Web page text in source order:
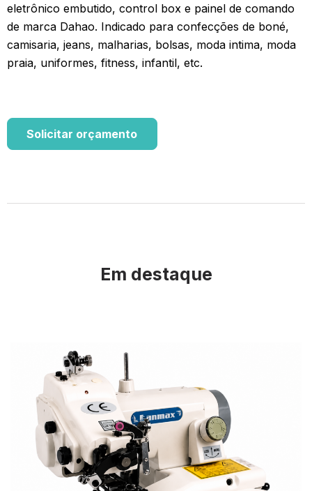
eletrônico embutido, control box e painel de comando
de marca Dahao. Indicado para confecções de boné,
camisaria, jeans, malharias, bolsas, moda intima, moda
praia, uniformes, fitness, infantil, etc.
Solicitar orçamento
Em destaque